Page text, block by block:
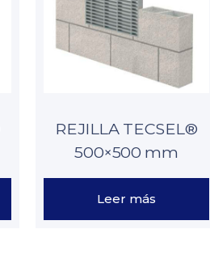
REJILLA TECSEL®
500×500 mm
Leer más